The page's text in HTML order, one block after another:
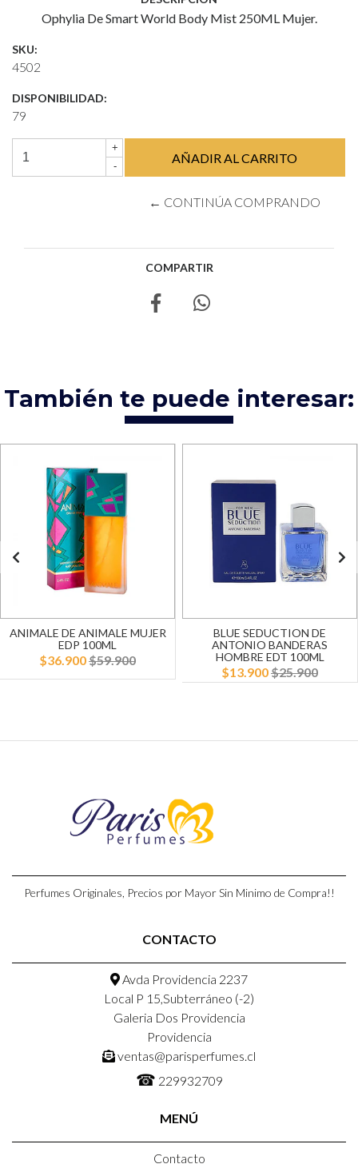
Ophylia De Smart World Body Mist 250ML Mujer.
SKU:
4502
DISPONIBILIDAD:
79
+
-
← CONTINÚA COMPRANDO
COMPARTIR
También te puede interesar:
ANIMALE DE ANIMALE MUJER
EDP 100ML
$36.900$59.900
BLUE SEDUCTION DE
ANTONIO BANDERAS
HOMBRE EDT 100ML
$13.900$25.900
Perfumes Originales, Precios por Mayor Sin Minimo de Compra!!
CONTACTO
Avda Providencia 2237
Local P 15,Subterráneo (-2)
Galeria Dos Providencia
Providencia
ventas@parisperfumes.cl
☎ 229932709
MENÚ
Contacto